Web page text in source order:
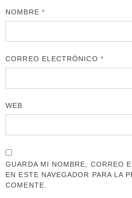
NOMBRE *
CORREO ELECTRÓNICO *
WEB
GUARDA MI NOMBRE, CORREO
EN ESTE NAVEGADOR PARA LA
COMENTE.